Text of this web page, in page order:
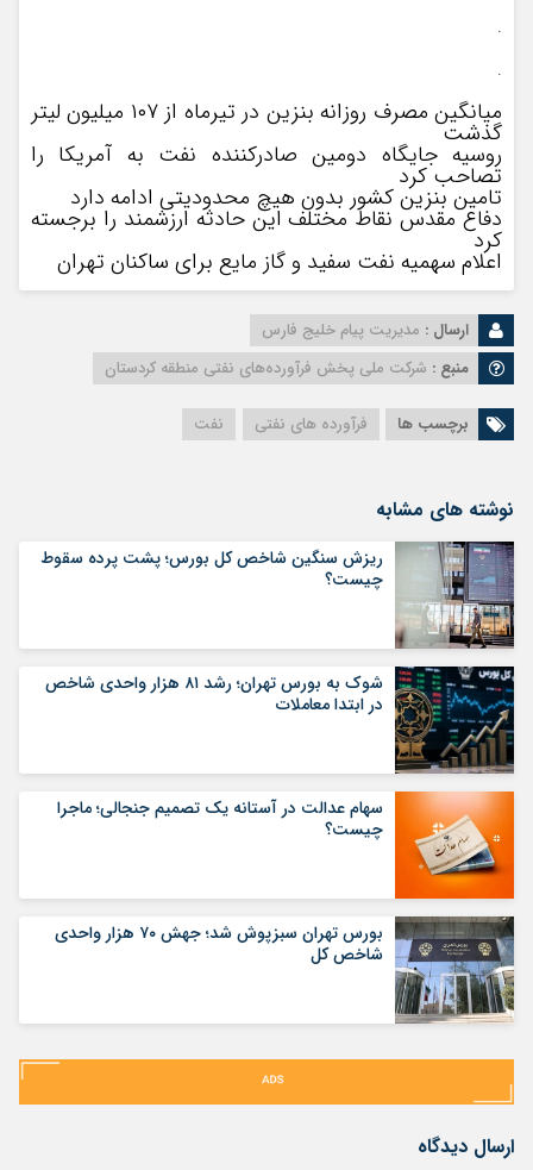
.
.
میانگین مصرف روزانه بنزین در تیرماه از ۱۰۷ میلیون لیتر
گذشت
روسیه جایگاه دومین صادرکننده نفت به آمریکا را
تصاحب کرد
تامین بنزین کشور بدون هیچ محدودیتی ادامه دارد
دفاع مقدس نقاط مختلف این حادثه ارزشمند را برجسته
کرد
اعلام سهمیه نفت سفید و گاز مایع برای ساکنان تهران
ارسال : مدیریت پیام خلیج فارس
منبع : شرکت ملی پخش فرآورده‌های نفتی منطقه کردستان
برچسب ها فرآورده های نفتی نفت
نوشته های مشابه
ریزش سنگین شاخص کل بورس؛ پشت پرده سقوط
چیست؟
شوک به بورس تهران؛ رشد ۸۱ هزار واحدی شاخص
در ابتدا معاملات
سهام عدالت در آستانه یک تصمیم جنجالی؛ ماجرا
چیست؟
بورس تهران سبزپوش شد؛ جهش ۷۰ هزار واحدی
شاخص کل
ارسال دیدگاه